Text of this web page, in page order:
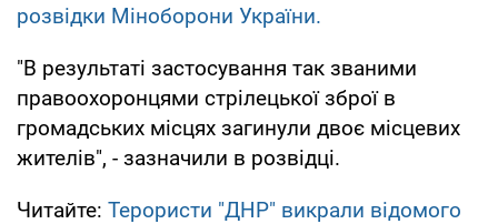
розвідки Міноборони України.
"В результаті застосування так званими
правоохоронцями стрілецької зброї в
громадських місцях загинули двоє місцевих
жителів", - зазначили в розвідці.
Читайте: Терористи "ДНР" викрали відомого